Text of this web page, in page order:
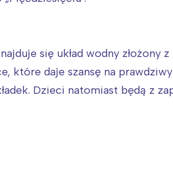
się układ wodny złożony
które daje szansę na
Dzieci natomiast będą z
Wybieram